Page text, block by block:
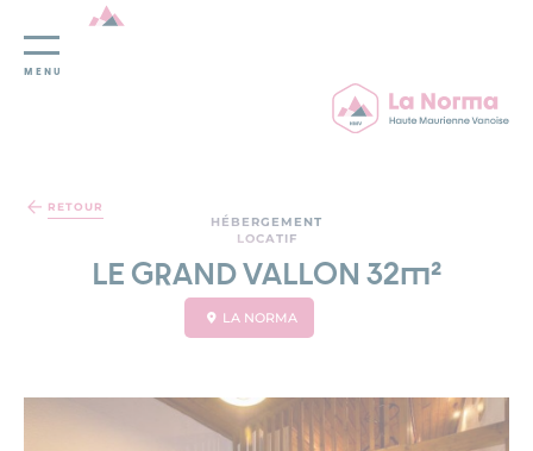
MENU
RETOUR
HÉBERGEMENT
LOCATIF
LE GRAND VALLON 32m²
LA NORMA